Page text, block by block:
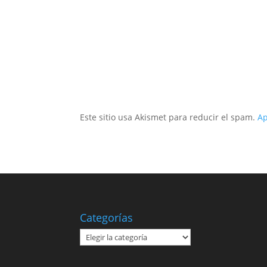
Este sitio usa Akismet para reducir el spam.
Categorías
Categorías